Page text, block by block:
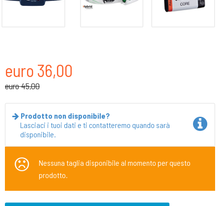
euro 36,00
euro 45,00
Prodotto non disponibile?
Lasciaci i tuoi dati e ti contatteremo quando sarà
disponibile.
Nessuna taglia disponibile al momento per questo
prodotto.